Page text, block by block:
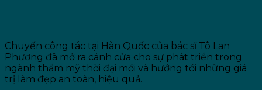
Chuyến công tác tại Hàn Quốc của bác sĩ Tô Lan
Phương đã mở ra cánh cửa cho sự phát triển trong
ngành thẩm mỹ thời đại mới và hướng tới những giá
trị làm đẹp an toàn, hiệu quả.